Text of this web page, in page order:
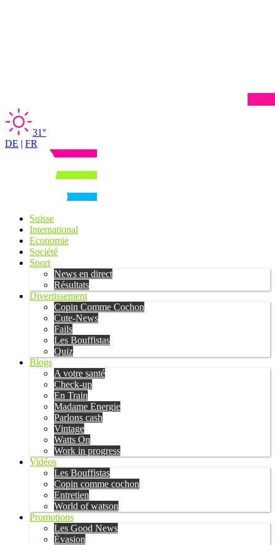
31°
DE | FR
Suisse
International
Economie
Société
Sport
News en direct
Résultats
Divertissement
Copin Comme Cochon
Cute-News
Fails
Les Bouffistas
Quiz
Blogs
A votre santé
Check-up
En Train
Madame Energie
Parlons cash
Vintage
Watts On
Work in progress
Vidéos
Les Bouffistas
Copin comme cochon
Entretien
World of watson
Promotions
Les Good News
Évasion